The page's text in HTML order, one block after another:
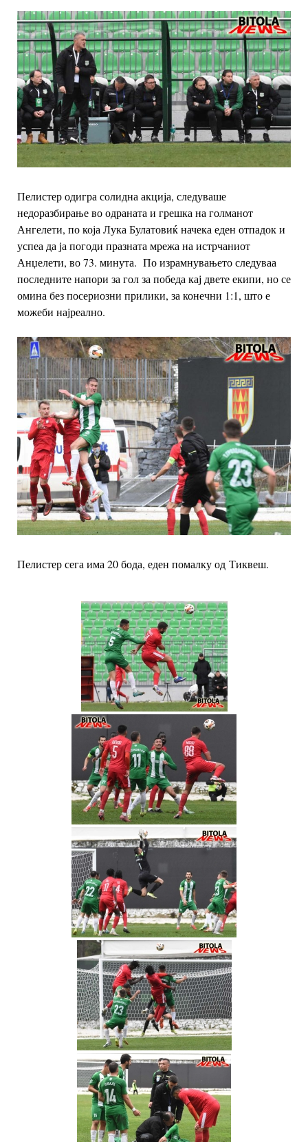
Пелистер одигра солидна акција, следуваше
недоразбирање во одраната и грешка на голманот
Ангелети, по која Лука Булатовиќ начека еден отпадок и
успеа да ја погоди празната мрежа на истрчаниот
Анџелети, во 73. минута. По израмнувањето следуваа
последните напори за гол за победа кај двете екипи, но се
омина без посериозни прилики, законечни 1:1, што е
можеби најреално.
Пелистер сега има 20 бода, еден помалку од Тиквеш.